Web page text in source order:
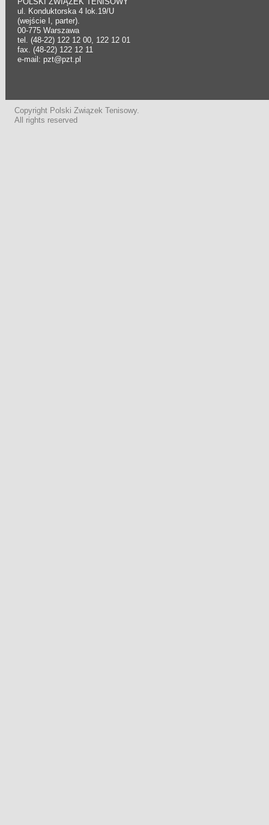
ul. Konduktorska 4 lok.19/U
(wejście I, parter).
00-775 Warszawa
tel. (48-22) 122 12 00, 122 12 01
fax. (48-22) 122 12 11
e-mail: pzt@pzt.pl
Copyright Polski Związek Tenisowy.
All rights reserved